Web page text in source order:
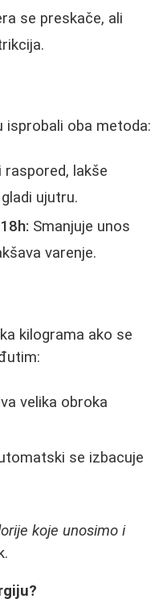
se preskače, ali
isprobali oba metoda:
raspored, lakše
ujutru.
Smanjuje unos
varenje.
kilograma ako se
velika obroka
se izbacuje
koje unosimo i